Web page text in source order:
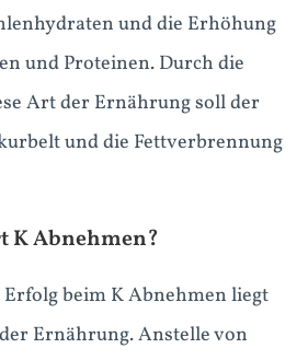
und die Erhöhung
und Proteinen. Durch die
Art der Ernährung soll der
und die Fettverbrennung
Abnehmen?
Erfolg beim K Abnehmen liegt
Ernährung. Anstelle von